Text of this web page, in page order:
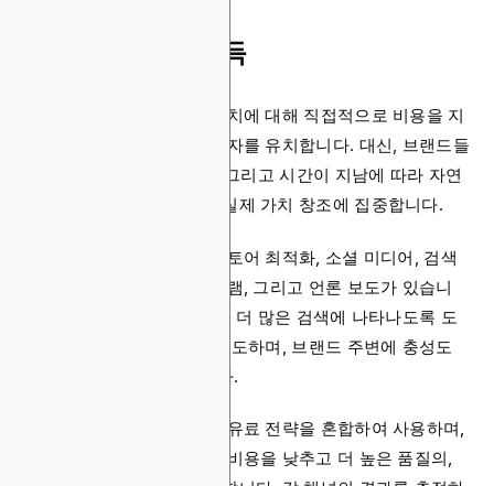
오가닉 사용자 획득
오가닉 사용자 앱 획득은 설치에 대해 직접적으로 비용을 지
불할 필요 없이 새로운 사용자를 유치합니다. 대신, 브랜드들
은 신뢰 구축, 가시성 향상, 그리고 시간이 지남에 따라 자연
스럽게 사용자를 유치하는 실제 가치 창조에 집중합니다.
오가닉 채널의 예로는 앱 스토어 최적화, 소셜 미디어, 검색
엔진 최적화, 로열티 프로그램, 그리고 언론 보도가 있습니
다. 이러한 접근 방식은 앱이 더 많은 검색에 나타나도록 도
움을 주고, 입소문 성장을 유도하며, 브랜드 주변에 충성도
높은 커뮤니티를 구축합니다.
많은 상위 앱들이 오가닉과 유료 전략을 혼합하여 사용하며,
오가닉 전술을 활용해 획득 비용을 낮추고 더 높은 품질의,